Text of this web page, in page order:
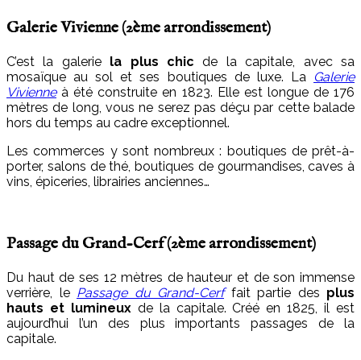
Galerie Vivienne (2èmearrondissement)
C’est la galerie la plus chic de la capitale, avec sa
mosaïque au sol et ses boutiques de luxe. La Galerie
Vivienneà été construite en 1823. Elle est longue de 176
mètres de long, vous ne serez pas déçu par cette balade
hors du temps au cadre exceptionnel.
Les commerces y sont nombreux : boutiques de prêt-à-
porter, salons de thé, boutiques de gourmandises, caves à
vins, épiceries, librairies anciennes…
Passage du Grand-Cerf (2èmearrondissement)
Du haut de ses 12 mètres de hauteur et de son immense
verrière, le Passage du Grand-Cerffait partie des plus
hauts et lumineuxde la capitale. Créé en 1825, il est
aujourd’hui l’un des plus importants passages de la
capitale.